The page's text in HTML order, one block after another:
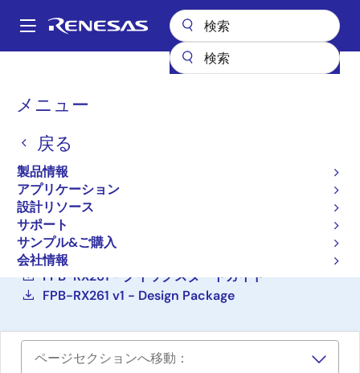
ン
Main
メニュー
戻る
製品情報
アプリケーション
設計リソース
サポート
サンプル&ご購入
会社情報
パ
く
ず
FPB-RX261
Fast Prototyping Board for
RX261 MCU Group
FPB-RX261
ご購入
FPB-RX261 v1 - ユーザーズマニュアル
FPB-RX261 - クイックスタートガイド
FPB-RX261 v1 - Design Package
ページセクションへ移動：